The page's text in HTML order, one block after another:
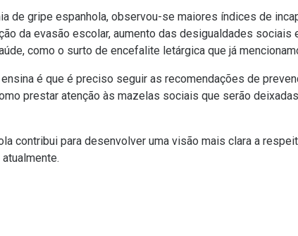
de gripe espanhola, observou-se maiores índices de
da evasão escolar, aumento das desigualdades sociais
como o surto de encefalite letárgica que já
é que é preciso seguir as recomendações de
prestar atenção às mazelas sociais que serão
contribui para desenvolver uma visão mais clara a